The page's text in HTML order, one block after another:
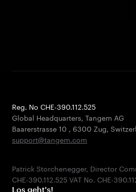
Reg. No CHE-390.112.525
Global Headquarters, Tangem AG
Baarerstrasse 10 , 6300 Zug,
support@tangem.com
Patrick Storchenegger, Director
Los geht's!